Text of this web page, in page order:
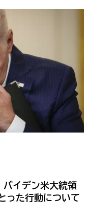
イデン米大統領
った行動について